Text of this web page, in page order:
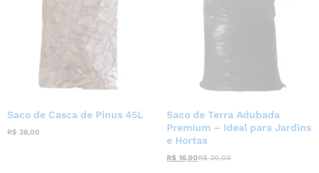
Saco de Casca de Pinus 45L
R$ 38,00
Saco de Terra Adubada
Premium – Ideal para Jardins
e Hortas
R$ 16,00R$20,00